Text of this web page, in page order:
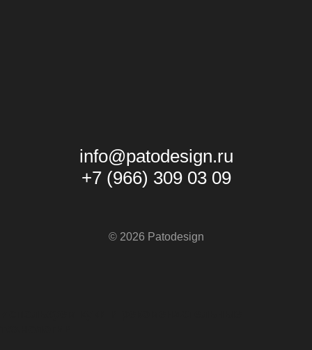
© 2026 Patodesign
info@patodesign.ru
+7 (966) 309 03 09